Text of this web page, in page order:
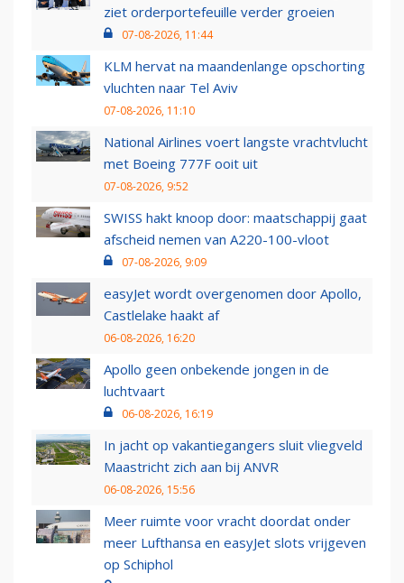
ziet orderportefeuille verder groeien
07-08-2026, 11:44
KLM hervat na maandenlange opschorting
vluchten naar Tel Aviv
07-08-2026, 11:10
National Airlines voert langste vrachtvlucht
met Boeing 777F ooit uit
07-08-2026, 9:52
SWISS hakt knoop door: maatschappij gaat
afscheid nemen van A220-100-vloot
07-08-2026, 9:09
easyJet wordt overgenomen door Apollo,
Castlelake haakt af
06-08-2026, 16:20
Apollo geen onbekende jongen in de
luchtvaart
06-08-2026, 16:19
In jacht op vakantiegangers sluit vliegveld
Maastricht zich aan bij ANVR
06-08-2026, 15:56
Meer ruimte voor vracht doordat onder
meer Lufthansa en easyJet slots vrijgeven
op Schiphol